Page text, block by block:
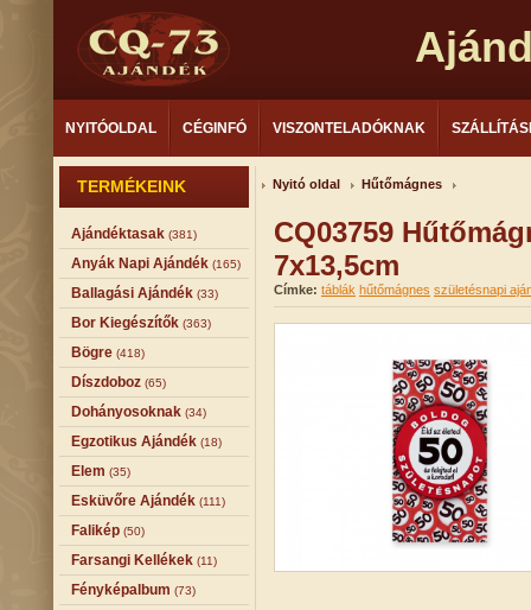
NYITÓOLDAL CÉGINFÓ VISZONTELADÓKNAK
TERMÉKEINK
Ajándéktasak (381)
Anyák Napi Ajándék (165)
Ballagási Ajándék (33)
Bor Kiegészítők (363)
Bögre (418)
Díszdoboz (65)
Dohányosoknak (34)
Egzotikus Ajándék (18)
Elem (35)
Esküvőre Ajándék (111)
Falikép (50)
Farsangi Kellékek (11)
Fényképalbum (73)
Nyitó oldal Hűtőmágnes
CQ03759
7x13,5cm
Címke: táblák hűtőmágnes születésnapi